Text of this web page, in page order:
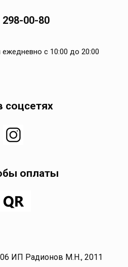
ИП Радионов М.Н., 2011
298-00-80
с 10:00 до 20:00
оплаты